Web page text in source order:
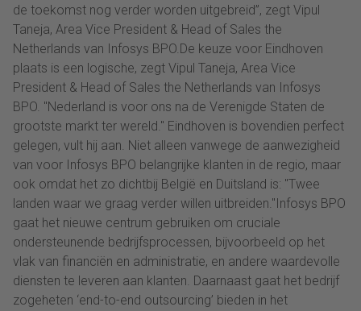
de toekomst nog verder worden uitgebreid”, zegt Vipul
Taneja, Area Vice President & Head of Sales the
Netherlands van Infosys BPO.De keuze voor Eindhoven
plaats is een logische, zegt Vipul Taneja, Area Vice
President & Head of Sales the Netherlands van Infosys
BPO. "Nederland is voor ons na de Verenigde Staten de
grootste markt ter wereld." Eindhoven is bovendien perfect
gelegen, vult hij aan. Niet alleen vanwege de aanwezigheid
van voor Infosys BPO belangrijke klanten in de regio, maar
ook omdat het zo dichtbij België en Duitsland is: "Twee
landen waar we graag verder willen uitbreiden."Infosys BPO
gaat het nieuwe centrum gebruiken om cruciale
ondersteunende bedrijfsprocessen, bijvoorbeeld op het
vlak van financiën en administratie, en andere waardevolle
diensten te leveren aan klanten. Daarnaast gaat het bedrijf
zogeheten ‘end-to-end outsourcing’ bieden in het